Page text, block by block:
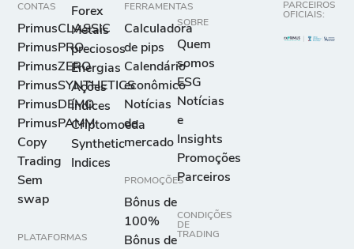
CONTAS
PrimusCLASSIC
PrimusPRO
PrimusZERO
PrimusSYNTHETICS
PrimusDEMO
PrimusPAMM
Copy
Trading
Sem
swap
PLATAFORMAS
Forex
Metais
preciosos
Energias
Ações
Índices
Criptomoeda
Synthetic
Indices
FERRAMENTAS
Calculadora
de pips
Calendário
econômico
Notícias
de
mercado
PROMOÇÕES
Bônus de
100%
Bônus de
SOBRE
Quem
somos
ESG
Notícias
e
Insights
Promoções
Parceiros
CONDIÇÕES
DE
TRADING
PARCEIROS
OFICIAIS: